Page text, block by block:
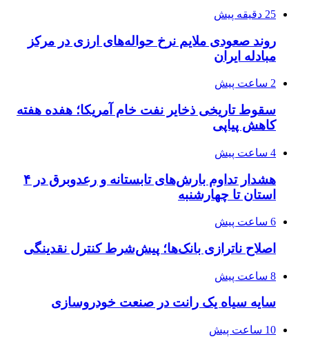
25 دقیقه پیش
روند صعودی ملایم نرخ حواله‌های ارزی در مرکز
مبادله ایران
2 ساعت پیش
سقوط تاریخی ذخایر نفت خام آمریکا؛ هفده هفته
کاهش پیاپی
4 ساعت پیش
هشدار تداوم بارش‌های تابستانه و رعدوبرق در ۴
استان تا چهارشنبه
6 ساعت پیش
اصلاح ناترازی بانک‌ها؛ پیش‌شرط کنترل نقدینگی
8 ساعت پیش
سایه سیاه یک رانت در صنعت خودروسازی
10 ساعت پیش